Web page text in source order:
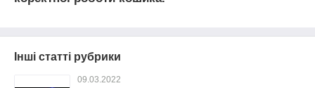
Інші статті рубрики
09.03.2022